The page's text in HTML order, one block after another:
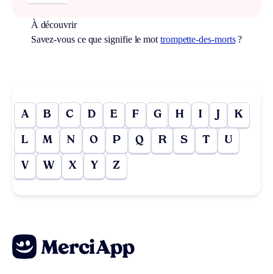
À découvrir
Savez-vous ce que signifie le mot trompette-des-morts?
A B C D E F G H I J K
L M N O P Q R S T U
V W X Y Z